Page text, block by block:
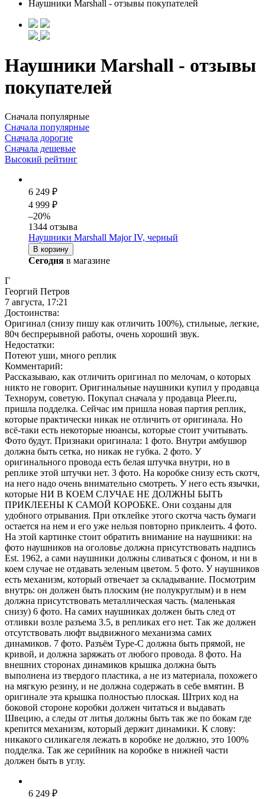
Наушники Marshall - отзывы покупателей
Наушники Marshall - отзывы
покупателей
Сначала популярные
Сначала популярные
Сначала дорогие
Сначала дешевые
Высокий рейтинг
6 249 ₽
4 999 ₽
–20%
1344 отзыва
Наушники Marshall Major IV, черный
В корзину
Сегодня в магазине
Г
Георгий Петров
7 августа, 17:21
Достоинства:
Оригинал (снизу пишу как отличить 100%), стильные, легкие,
80ч беспрерывной работы, очень хороший звук.
Недостатки:
Потеют уши, много реплик
Комментарий:
Рассказываю, как отличить оригинал по мелочам, о которых
никто не говорит. Оригинальные наушники купил у продавца
Технорум, советую. Покупал сначала у продавца Pleer.ru,
пришла подделка. Сейчас им пришла новая партия реплик,
которые практически никак не отличить от оригинала. Но
всё-таки есть некоторые нюансы, которые стоит учитывать.
Фото будут. Признаки оригинала: 1 фото. Внутри амбушюр
должна быть сетка, но никак не губка. 2 фото. У
оригинального провода есть белая штучка внутри, но в
реплике этой штучки нет. 3 фото. На коробке снизу есть скотч,
на него надо очень внимательно смотреть. У него есть язычки,
которые НИ В КОЕМ СЛУЧАЕ НЕ ДОЛЖНЫ БЫТЬ
ПРИКЛЕЕНЫ К САМОЙ КОРОБКЕ. Они созданы для
удобного отрывания. При отклейке этого скотча часть бумаги
остается на нем и его уже нельзя повторно приклеить. 4 фото.
На этой картинке стоит обратить внимание на наушники: на
фото наушников на оголовье должна присутствовать надпись
Est. 1962, а сами наушники должны сливаться с фоном, и ни в
коем случае не отдавать зеленым цветом. 5 фото. У наушников
есть механизм, который отвечает за складывание. Посмотрим
внутрь: он должен быть плоским (не полукруглым) и в нем
должна присутствовать металлическая часть. (маленькая
снизу) 6 фото. На самих наушниках должен быть след от
отливки возле разъема 3.5, в репликах его нет. Так же должен
отсутствовать люфт выдвижного механизма самих
динамиков. 7 фото. Разъём Type-C должна быть прямой, не
кривой, и должна заряжать от любого провода. 8 фото. На
внешних сторонах динамиков крышка должна быть
выполнена из твердого пластика, а не из материала, похожего
на мягкую резину, и не должна содержать в себе вмятин. В
оригинале эта крышка полностью плоская. Штрих код на
боковой стороне коробки должен читаться и выдавать
Швецию, а следы от литья должны быть так же по бокам где
крепится механизм, который держит динамики. К слову:
никакого силикагеля лежать в коробке не должно, это 100%
подделка. Так же серийник на коробке в нижней части
должен быть в углу.
6 249 ₽